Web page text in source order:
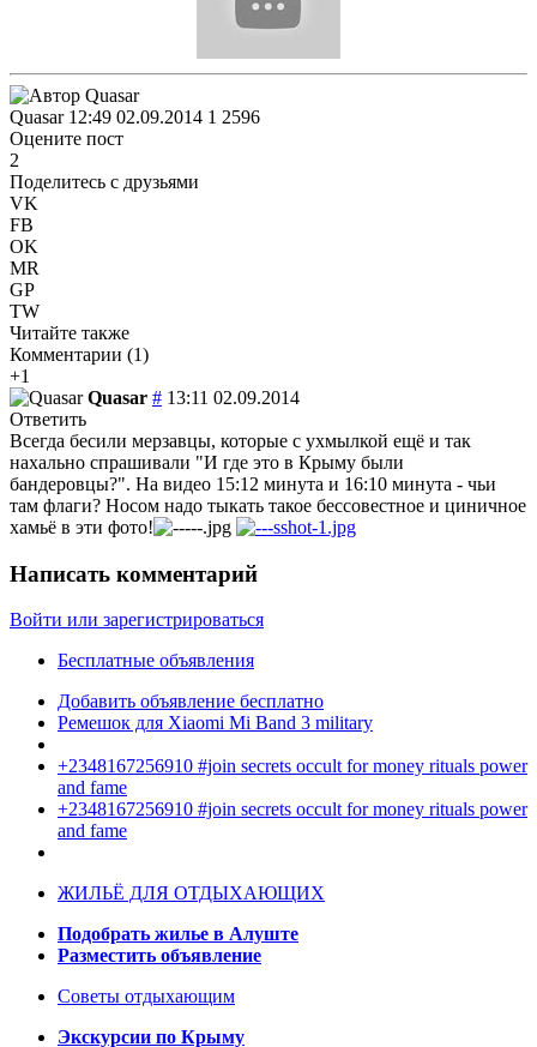
Quasar 12:49 02.09.2014 1 2596
Оцените пост
2
Поделитесь с друзьями
VK
FB
OK
MR
GP
TW
Читайте также
Комментарии (1)
+1
Quasar # 13:11 02.09.2014
Ответить
Всегда бесили мерзавцы, которые с ухмылкой ещё и так
нахально спрашивали "И где это в Крыму были
бандеровцы?". На видео 15:12 минута и 16:10 минута - чьи
там флаги? Носом надо тыкать такое бессовестное и циничное
хамьё в эти фото!
Написать комментарий
Войти или зарегистрироваться
Бесплатные объявления
Добавить объявление бесплатно
Ремешок для Xiaomi Mi Band 3 military
+2348167256910 #join secrets occult for money rituals power
and fame
+2348167256910 #join secrets occult for money rituals power
and fame
ЖИЛЬЁ ДЛЯ ОТДЫХАЮЩИХ
Подобрать жилье в Алуште
Разместить объявление
Советы отдыхающим
Экскурсии по Крыму